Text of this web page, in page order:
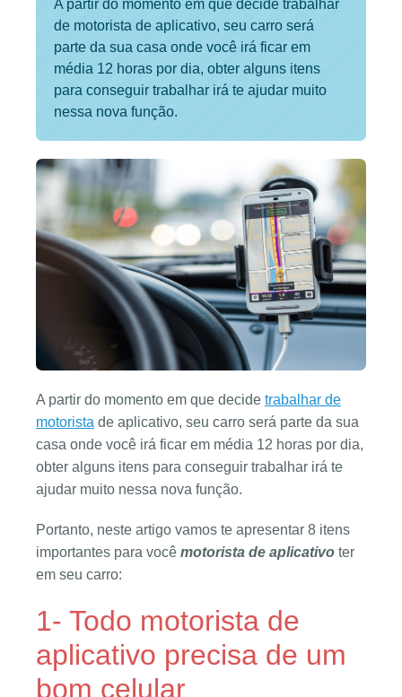
A partir do momento em que decide trabalhar
de motorista de aplicativo, seu carro será
parte da sua casa onde você irá ficar em
média 12 horas por dia, obter alguns itens
para conseguir trabalhar irá te ajudar muito
nessa nova função.
A partir do momento em que decide trabalhar de
motorista de aplicativo, seu carro será parte da sua
casa onde você irá ficar em média 12 horas por dia,
obter alguns itens para conseguir trabalhar irá te
ajudar muito nessa nova função.
Portanto, neste artigo vamos te apresentar 8 itens
importantes para você motorista de aplicativo ter
em seu carro:
1- Todo motorista de
aplicativo precisa de um
bom celular